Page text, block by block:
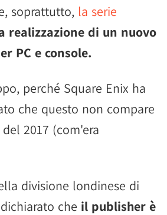
soprattutto, la serie
realizzazione di un nuovo
PC e console.
perché Square Enix ha
che questo non compare
2017 (com'era
divisione londinese di
che il publisher è